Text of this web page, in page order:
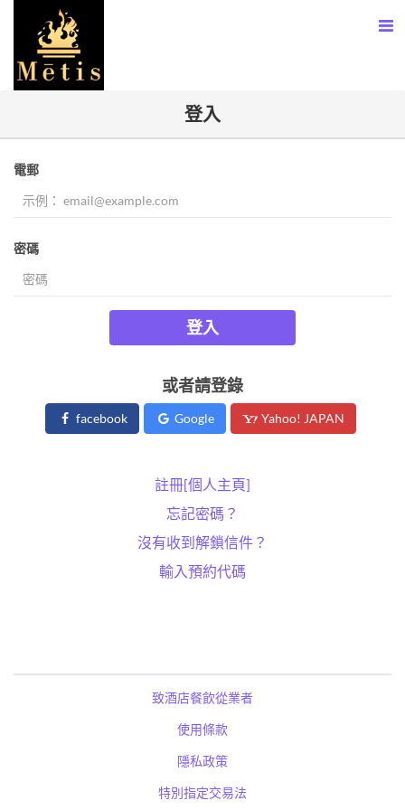
登入
電郵
密碼
登入
或者請登錄
facebook Google Yahoo! JAPAN
註冊[個人主頁]
忘記密碼？
沒有收到解鎖信件？
輸入預約代碼
致酒店餐飲從業者
使用條款
隱私政策
特別指定交易法